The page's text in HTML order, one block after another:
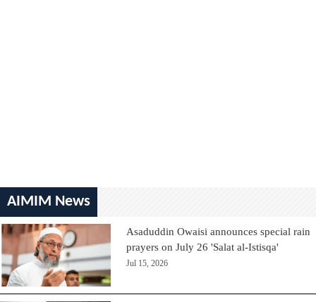
AIMIM News
Asaduddin Owaisi announces special rain
prayers on July 26 'Salat al-Istisqa'
Jul 15, 2026